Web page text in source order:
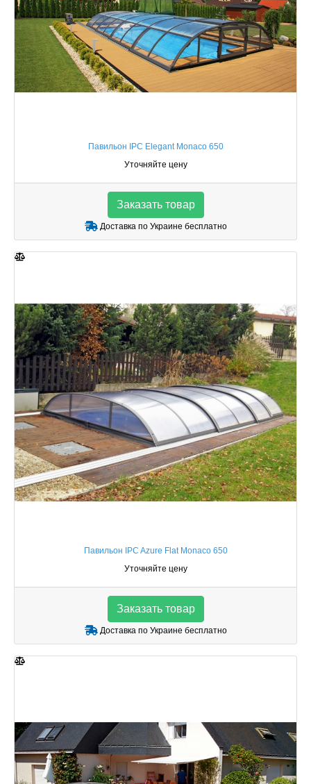
Павильон IPC Elegant Monaco 650
Уточняйте цену
Заказать товар
Доставка по Украине бесплатно
Павильон IPC Azure Flat Monaco 650
Уточняйте цену
Заказать товар
Доставка по Украине бесплатно